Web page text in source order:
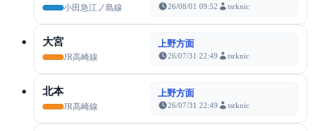
小田急江ノ島線 26/08/01 09:52 tsrknic
大宮
JR高崎線
上野方面
26/07/31 22:49 tsrknic
北本
JR高崎線
上野方面
26/07/31 22:49 tsrknic